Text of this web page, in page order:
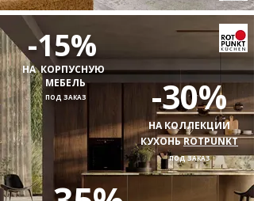
НА КОРПУСНУЮ
МЕБЕЛЬ
ПОД ЗАКАЗ
-15%
-30%
НА КОЛЛЕКЦИИ
КУХОНЬROTPUNKT
ПОД ЗАКАЗ